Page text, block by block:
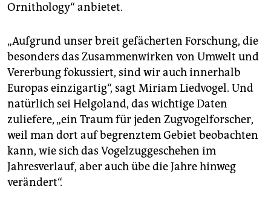
Ornithology“ anbietet.
„Aufgrund unser breit gefächerten Forschung, die
besonders das Zusammenwirken von Umwelt und
Vererbung fokussiert, sind wir auch innerhalb
Europas einzigartig“, sagt Miriam Liedvogel. Und
natürlich sei Helgoland, das wichtige Daten
zuliefere, „ein Traum für jeden Zugvogelforscher,
weil man dort auf begrenztem Gebiet beobachten
kann, wie sich das Vogelzuggeschehen im
Jahresverlauf, aber auch übe die Jahre hinweg
verändert“.